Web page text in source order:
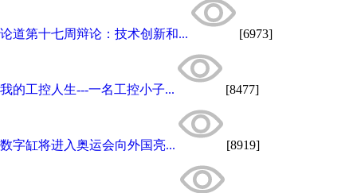
论道第十七周辩论：技术创新和... [6973]
我的工控人生---一名工控小子... [8477]
数字缸将进入奥运会向外国亮... [8919]